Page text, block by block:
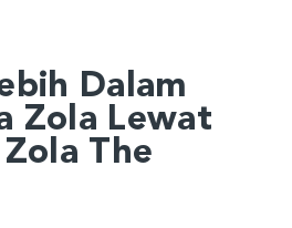
Dalam
Zola Lewat
The